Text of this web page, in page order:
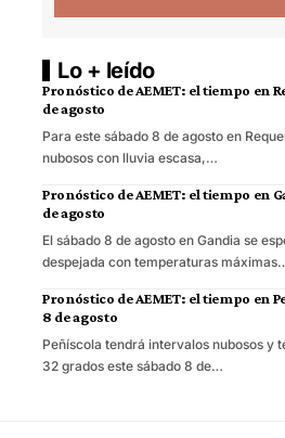
Lo + leído
Pronóstico de AEMET: el tiempo en
de agosto
Para este sábado 8 de agosto en
nubosos con lluvia escasa,…
Pronóstico de AEMET: el tiempo en
de agosto
El sábado 8 de agosto en Gandia se
despejada con temperaturas
Pronóstico de AEMET: el tiempo en
8 de agosto
Peñíscola tendrá intervalos nubosos y
32 grados este sábado 8 de…